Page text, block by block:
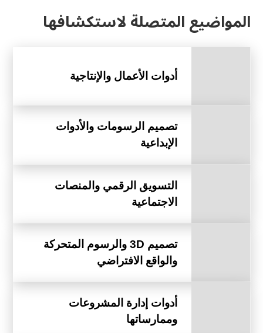
المواضيع المتصلة لاستكشافها
أدوات الأعمال والإنتاجية
تصميم الرسومات والأدوات
الإبداعية
التسويق الرقمي والمنصات
الاجتماعية
تصميم 3D والرسوم المتحركة
والواقع الافتراضي
أدوات إدارة المشروعات
وممارساتها